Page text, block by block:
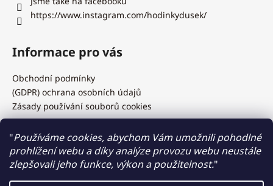
"Používáme cookies, abychom Vám umožnili pohodlné
prohlížení webu a díky analýze provozu webu neustále
zlepšovali jeho funkce, výkon a použitelnost."
https://www.instagram.com/hodinkydusek/
Informace pro vás
Obchodní podmínky
(GDPR) ochrana osobních údajů
Zásady používání souborů cookies
Hodinky Dušek.cz